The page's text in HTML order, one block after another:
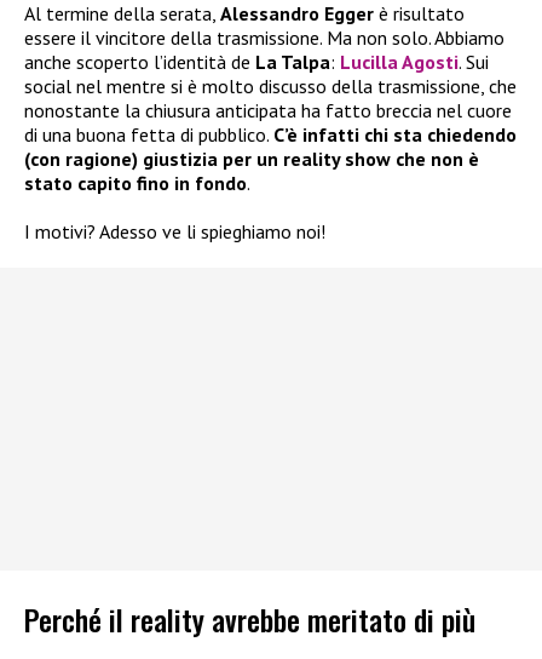
Al termine della serata, Alessandro Egger è risultato
essere il vincitore della trasmissione. Ma non solo. Abbiamo
anche scoperto l’identità de La Talpa: Lucilla Agosti. Sui
social nel mentre si è molto discusso della trasmissione, che
nonostante la chiusura anticipata ha fatto breccia nel cuore
di una buona fetta di pubblico. C’è infatti chi sta chiedendo
(con ragione) giustizia per un reality show che non è
stato capito fino in fondo.
I motivi? Adesso ve li spieghiamo noi!
Perché il reality avrebbe meritato di più